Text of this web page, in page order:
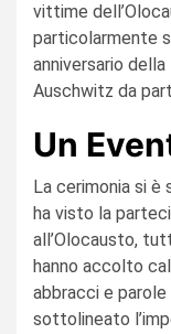
vittime
particolarmente
anniversario
Auschwitz da
Un
La cerimonia si è
ha visto la
all’Olocausto,
hanno accolto
abbracci e
sottolineato